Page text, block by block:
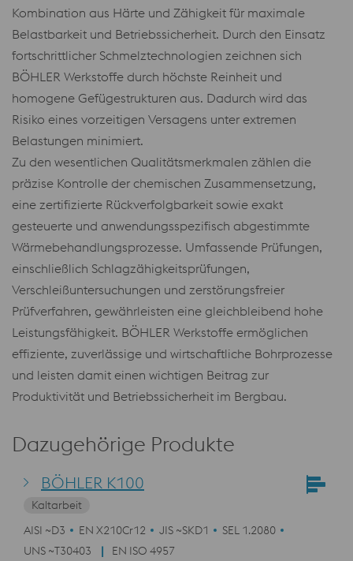
Kombination aus Härte und Zähigkeit für maximale
Belastbarkeit und Betriebssicherheit. Durch den Einsatz
fortschrittlicher Schmelztechnologien zeichnen sich
BÖHLER Werkstoffe durch höchste Reinheit und
homogene Gefügestrukturen aus. Dadurch wird das
Risiko eines vorzeitigen Versagens unter extremen
Belastungen minimiert.
Zu den wesentlichen Qualitätsmerkmalen zählen die
präzise Kontrolle der chemischen Zusammensetzung,
eine zertifizierte Rückverfolgbarkeit sowie exakt
gesteuerte und anwendungsspezifisch abgestimmte
Wärmebehandlungsprozesse. Umfassende Prüfungen,
einschließlich Schlagzähigkeitsprüfungen,
Verschleißuntersuchungen und zerstörungsfreier
Prüfverfahren, gewährleisten eine gleichbleibend hohe
Leistungsfähigkeit. BÖHLER Werkstoffe ermöglichen
effiziente, zuverlässige und wirtschaftliche Bohrprozesse
und leisten damit einen wichtigen Beitrag zur
Produktivität und Betriebssicherheit im Bergbau.
Dazugehörige Produkte
BÖHLER K100
Kaltarbeit
AISI ~D3
EN X210Cr12 JIS ~SKD1
SEL 1.2080
UNS ~T30403
EN ISO 4957